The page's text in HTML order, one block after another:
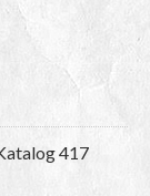
417